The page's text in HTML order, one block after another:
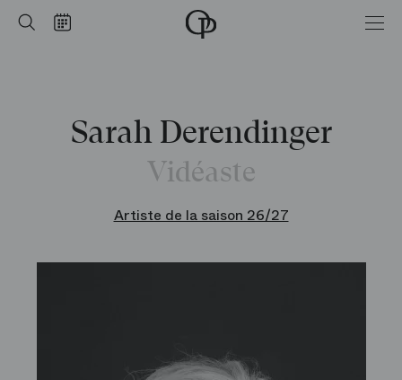
Rechercher
Calendrier Accueil
Sarah Derendinger
Vidéaste
Artiste de la saison 26/27